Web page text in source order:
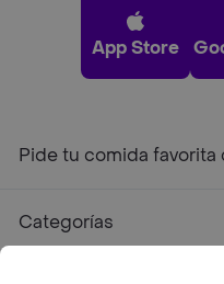
App Store
Pide tu comida favorita
Categorías